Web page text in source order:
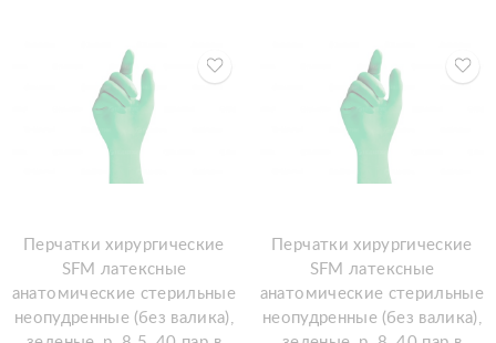
Перчатки хирургические
SFM латексные
анатомические стерильные
неопудренные (без валика),
Перчатки хирургические
SFM латексные
анатомические стерильные
неопудренные (без валика),